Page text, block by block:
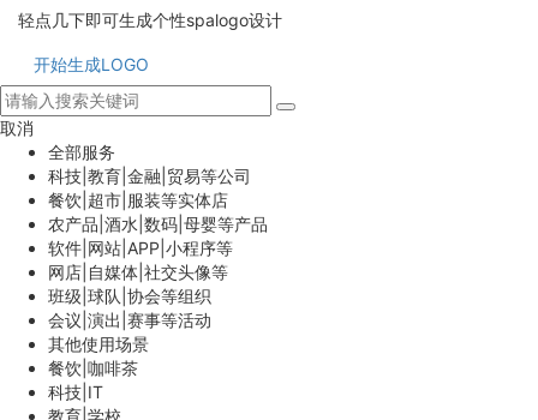
轻点几下即可生成个性spalogo设计
开始生成LOGO
取消
全部服务
科技|教育|金融|贸易等公司
餐饮|超市|服装等实体店
农产品|酒水|数码|母婴等产品
软件|网站|APP|小程序等
网店|自媒体|社交头像等
班级|球队|协会等组织
会议|演出|赛事等活动
其他使用场景
餐饮|咖啡茶
科技|IT